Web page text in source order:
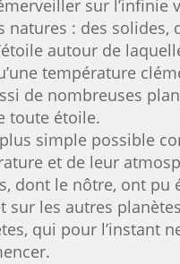
sur
: des solides,
autour de
température
de nombreuses
toute étoile.
simple possible
et de leur
dont le nôtre, ont pu
les autres
qui pour